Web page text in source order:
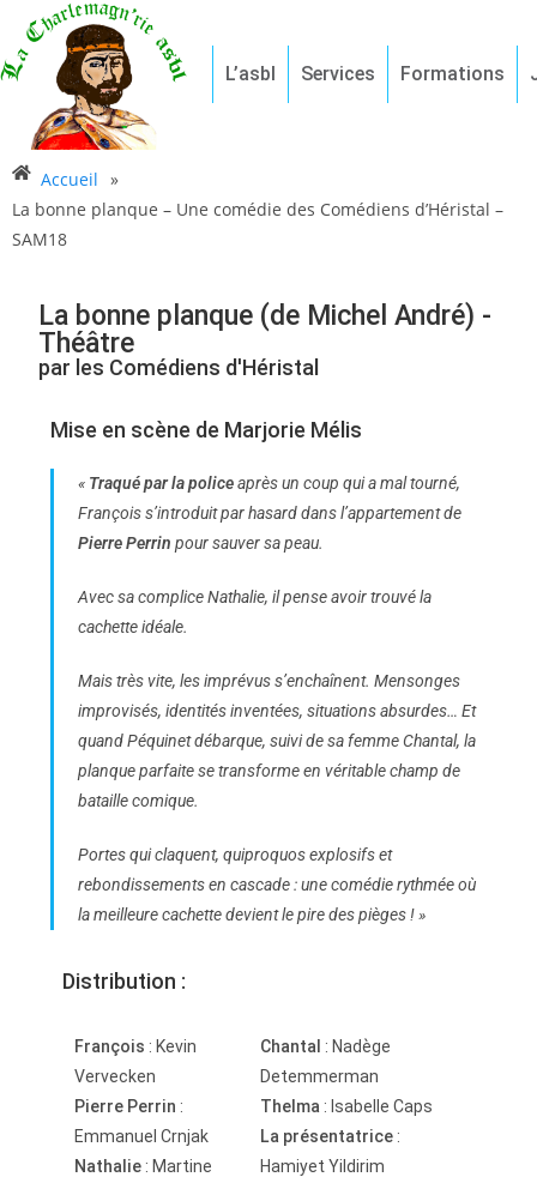
L’asbl Services Formations
Accueil »
La bonne planque – Une comédie des Comédiens d’Héristal –
SAM18
La bonne planque (de Michel André) -
Théâtre
par les Comédiens d'Héristal
Mise en scène de Marjorie Mélis
« Traqué par la policeaprès un coup qui a mal tourné,
François s’introduit par hasard dans l’appartement de
Pierre Perrin pour sauver sa peau.
Avec sa complice Nathalie, il pense avoir trouvé la
cachette idéale.
Mais très vite, les imprévus s’enchaînent. Mensonges
improvisés, identités inventées, situations absurdes… Et
quand Péquinet débarque, suivi de sa femme Chantal, la
planque parfaite se transforme en véritable champ de
bataille comique.
Portes qui claquent, quiproquos explosifs et
rebondissements en cascade : une comédie rythmée où
la meilleure cachette devient le pire des pièges ! »
Distribution :
François : Kevin
Vervecken
Pierre Perrin :
Emmanuel Crnjak
Nathalie : Martine
Chantal : Nadège
Detemmerman
Thelma : Isabelle Caps
La présentatrice :
Hamiyet Yildirim